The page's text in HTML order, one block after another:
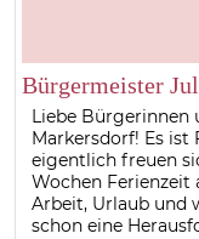
Bürgermeister
Liebe Bürgerinnen
Markersdorf! Es ist
eigentlich freuen
Wochen Ferienzeit
Arbeit, Urlaub und
schon eine